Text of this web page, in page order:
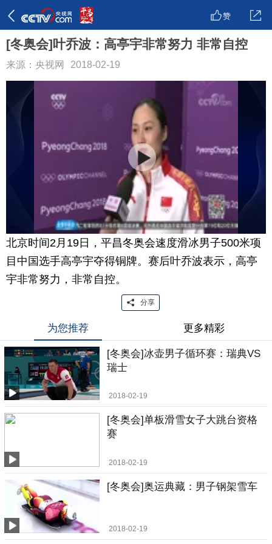
赞
[冬奥会]叶乔波：高亭宇非常努力 非常自控
来源：央视网 2018-02-19
北京时间2月19日，平昌冬奥会速度滑冰男子500米项
目中国选手高亭宇夺得铜牌。赛后叶乔波表示，高亭
宇非常努力，非常自控。
分享
为您推荐 更多精彩
[冬奥会]冰壶男子循环赛：瑞典VS
瑞士
2018-02-19
[冬奥会]单板滑雪女子大跳台资格
赛
2018-02-19
[冬奥会]奥运典藏：男子钢架雪车
2018-02-19